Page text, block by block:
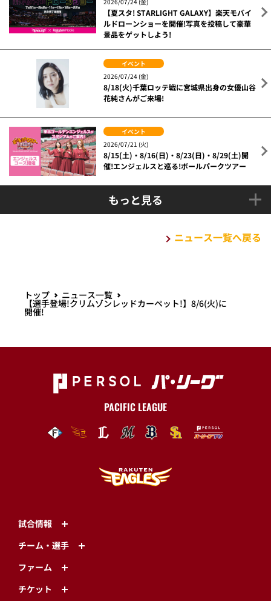
【夏スタ! STARLIGHT GALAXY】楽天モバイ
ルドローンショーを開催!写真を投稿して豪華
景品をゲットしよう!
イベント
2026/07/24 (金)
8/18(火)千葉ロッテ戦に宮城県出身の女優山谷
花純さんがご来場!
イベント
2026/07/21 (火)
8/15(土)・8/16(日)・8/23(日)・8/29(土)開
催!エンジェルスと巡る!ボールパークツアー
もっと見る
ニュース一覧へ戻る
トップ ニュース一覧
【選手登場!クリムゾンレッドカーペット!】8/6(火)に
開催!
PACIFIC LEAGUE
試合情報
チーム・選手
ファーム
チケット